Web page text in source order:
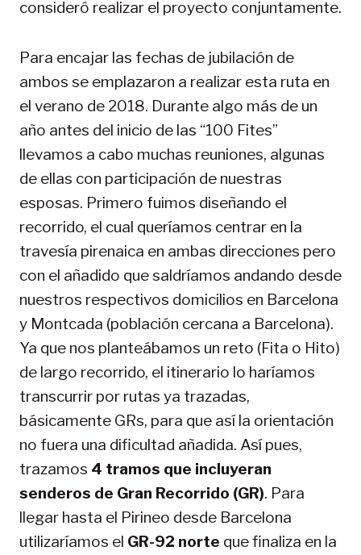
consideró realizar el proyecto conjuntamente.
Para encajar las fechas de jubilación de
ambos se emplazaron a realizar esta ruta en
el verano de 2018. Durante algo más de un
año antes del inicio de las “100 Fites”
llevamos a cabo muchas reuniones, algunas
de ellas con participación de nuestras
esposas. Primero fuimos diseñando el
recorrido, el cual queríamos centrar en la
travesía pirenaica en ambas direcciones pero
con el añadido que saldríamos andando desde
nuestros respectivos domicilios en Barcelona
y Montcada (población cercana a Barcelona).
Ya que nos planteábamos un reto (Fita o Hito)
de largo recorrido, el itinerario lo haríamos
transcurrir por rutas ya trazadas,
básicamente GRs, para que así la orientación
no fuera una dificultad añadida. Así pues,
trazamos 4 tramos que incluyeran
senderos de Gran Recorrido (GR). Para
llegar hasta el Pirineo desde Barcelona
utilizaríamos el GR-92 norte que finaliza en la